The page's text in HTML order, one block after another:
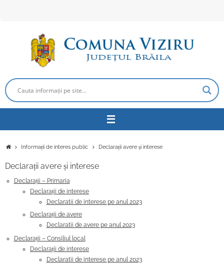
PrimaInformații de interes public Declarații avere și interese
Declarații avere și interese
Declarații – Primaria
Declarații de interese
Declaratii de interese pe anul 2023
Declarații de avere
Declaratii de avere pe anul 2023
Declarații – Consiliul local
Declarații de interese
Declaratii de interese pe anul 2023